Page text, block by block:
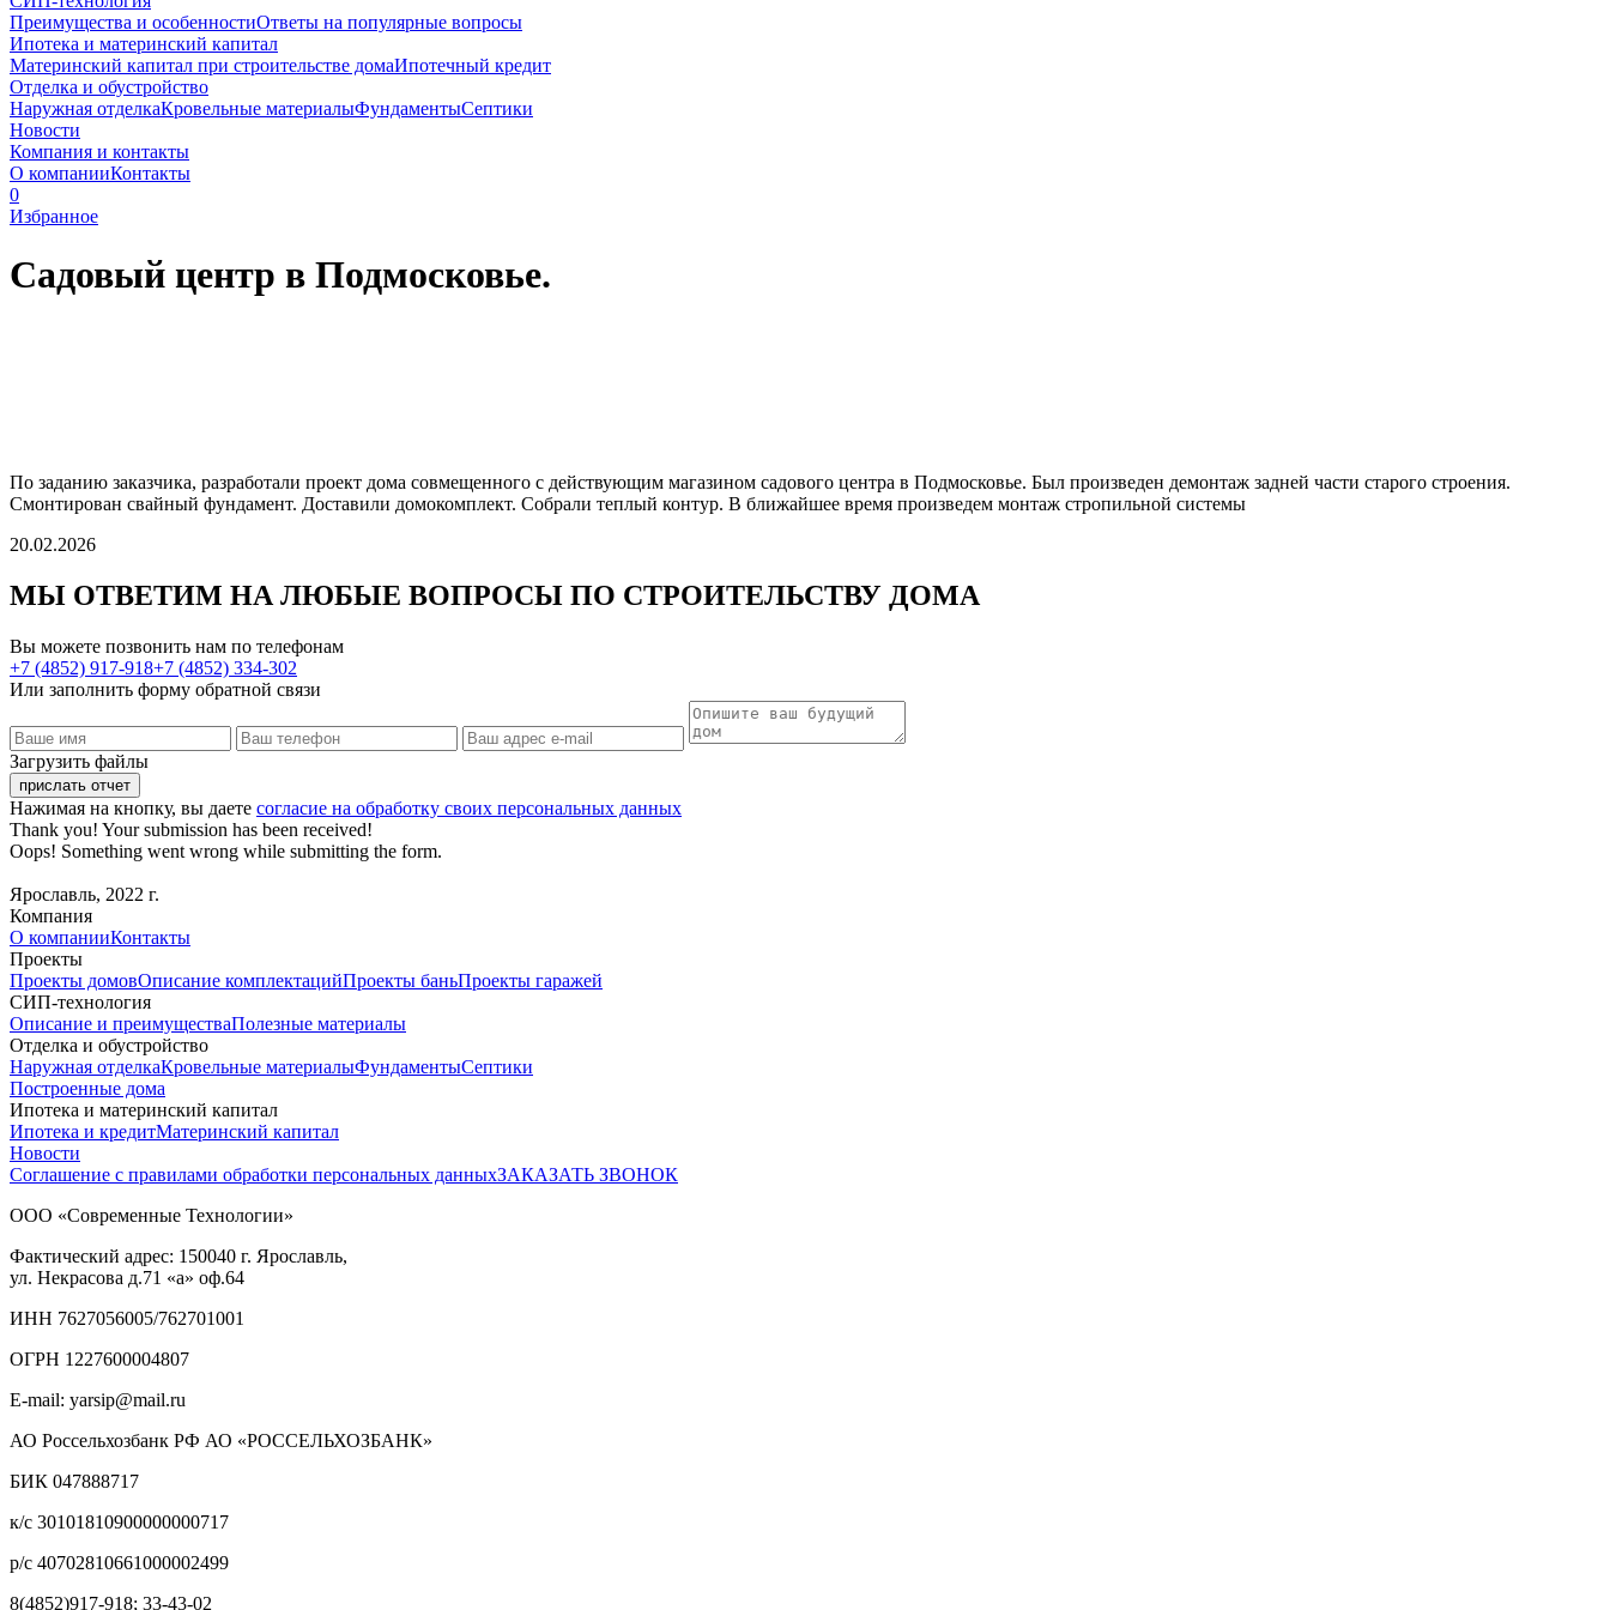
Преимущества и особенностиОтветы на популярные вопросы
Ипотека и материнский капитал
Материнский капитал при строительстве домаИпотечный кредит
Отделка и обустройство
Наружная отделкаКровельные материалыФундаментыСептики
Новости
Компания и контакты
О компанииКонтакты
0
Избранное
Садовый центр в Подмосковье.
По заданию заказчика, разработали проект дома совмещенного с действующим магазином садового центра в Подмосковье. Был произведен демонтаж задней части старого строения.
Смонтирован свайный фундамент. Доставили домокомплект. Собрали теплый контур. В ближайшее время произведем монтаж стропильной системы
20.02.2026
МЫ ОТВЕТИМ НА ЛЮБЫЕ ВОПРОСЫ ПО СТРОИТЕЛЬСТВУ ДОМА
Вы можете позвонить нам по телефонам
+7 (4852) 917-918+7 (4852) 334-302
Или заполнить форму обратной связи
Загрузить файлы
Нажимая на кнопку, вы даете согласие на обработку своих персональных данных
Thank you! Your submission has been received!
Oops! Something went wrong while submitting the form.
Ярославль, 2022 г.
Компания
О компанииКонтакты
Проекты
Проекты домовОписание комплектацийПроекты баньПроекты гаражей
СИП-технология
Описание и преимуществаПолезные материалы
Отделка и обустройство
Наружная отделкаКровельные материалыФундаментыСептики
Построенные дома
Ипотека и материнский капитал
Ипотека и кредитМатеринский капитал
Новости
Соглашение с правилами обработки персональных данныхЗАКАЗАТЬ ЗВОНОК
ООО «Современные Технологии»
Фактический адрес: 150040 г. Ярославль,
ул. Некрасова д.71 «а» оф.64
ИНН 7627056005/762701001
ОГРН 1227600004807
E-mail: yarsip@mail.ru
АО Россельхозбанк РФ АО «РОССЕЛЬХОЗБАНК»
БИК 047888717
к/с 30101810900000000717
р/с 40702810661000002499
8(4852)917-918; 33-43-02